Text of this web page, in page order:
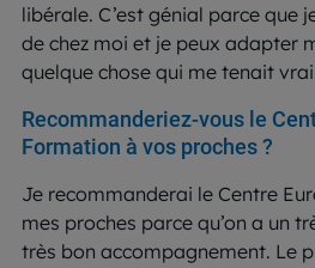
libérale. C’est génial parce que
de chez moi et je peux adapter
quelque chose qui me tenait
Recommanderiez-vous le
Formation à vos proches ?
Je recommanderai le Centre
mes proches parce qu’on a un
très bon accompagnement. Le